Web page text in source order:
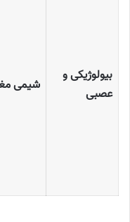
بیولوژیکی و
عصبی
شیمی